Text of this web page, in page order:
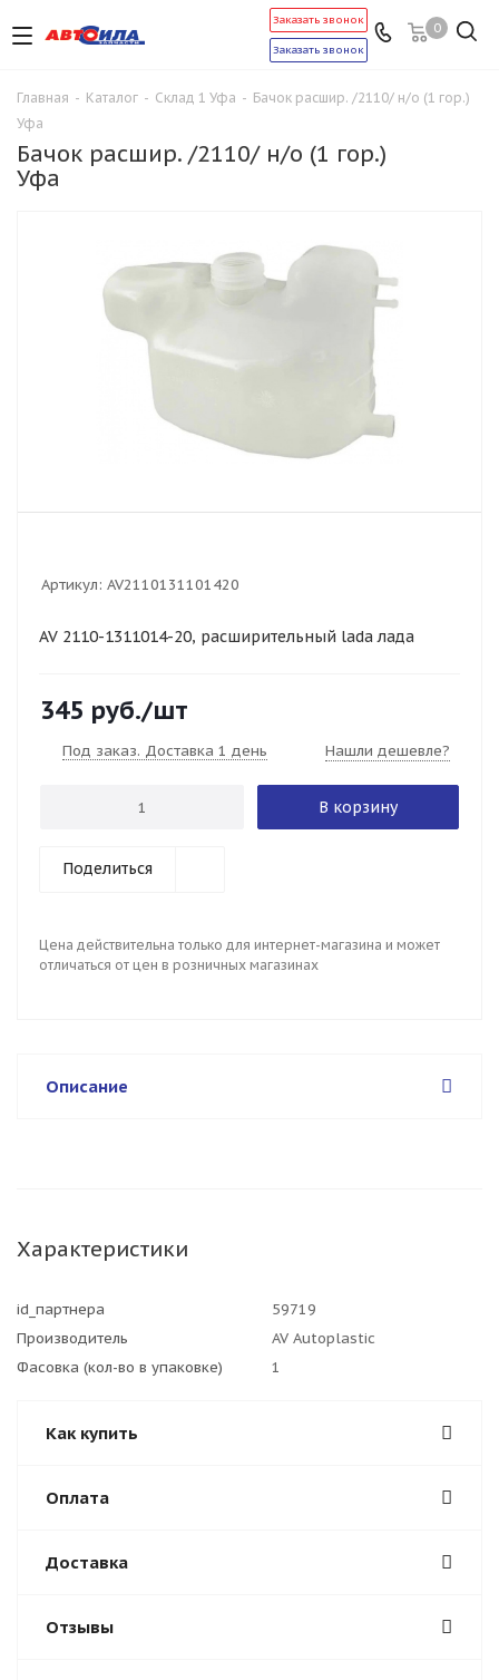
0
Заказать звонок
Заказать звонок
Главная - Каталог - Склад 1 Уфа - Бачок расшир. /2110/ н/о (1 гор.)
Уфа
Бачок расшир. /2110/ н/о (1 гор.)
Уфа
Артикул: AV2110131101420
AV 2110-1311014-20, расширительный lada лада
345 руб./шт
Под заказ. Доставка 1 день Нашли дешевле?
В корзину
Поделиться
Цена действительна только для интернет-магазина и может
отличаться от цен в розничных магазинах
Описание
Характеристики
id_партнера
59719
Производитель
AV Autoplastic
Фасовка (кол-во в упаковке)
1
Как купить
Оплата
Доставка
Отзывы